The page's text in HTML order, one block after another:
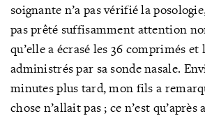
soignante n’a pas vérifié la
pas prêté suffisamment attention
qu’elle a écrasé les 36 comprimés et
administrés par sa sonde nasale.
minutes plus tard, mon fils a
chose n’allait pas ; ce n’est